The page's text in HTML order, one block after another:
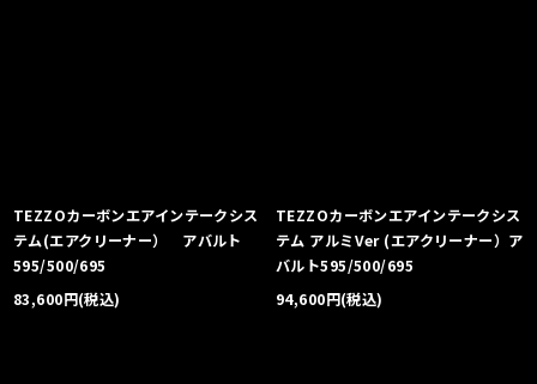
TEZZOカーボンエアインテークシス
テム(エアクリーナー） アバルト
595/500/695
83,600円(税込)
TEZZOカーボンエアインテークシス
テム アルミVer (エアクリーナー）ア
バルト595/500/695
94,600円(税込)